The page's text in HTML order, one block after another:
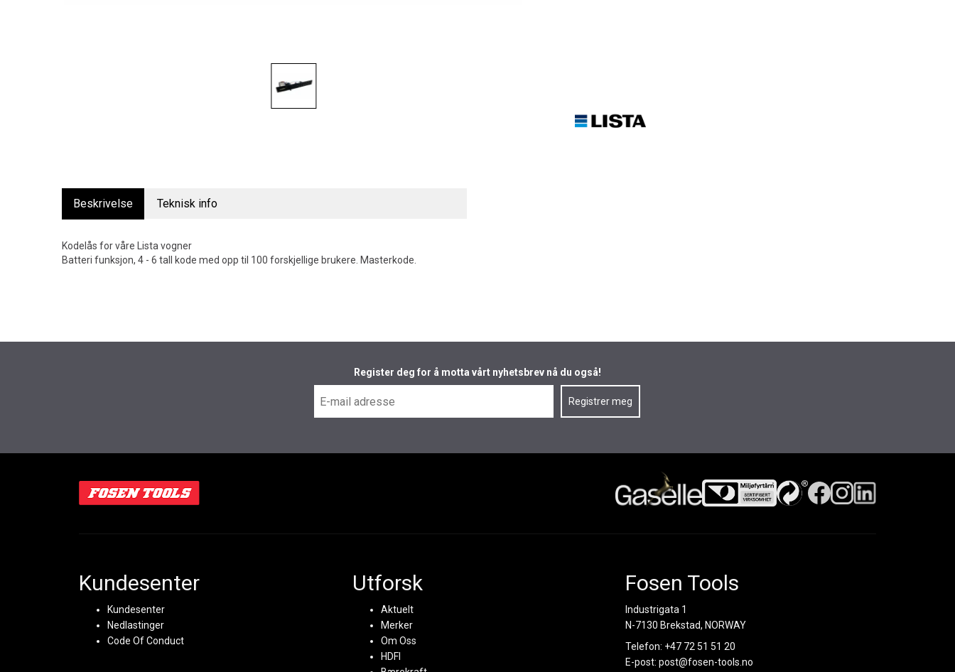
Beskrivelse Teknisk info
Kodelås for våre Lista vogner
Batteri funksjon, 4 - 6 tall kode med opp til 100 forskjellige brukere. Masterkode.
Register deg for å motta vårt nyhetsbrev nå du også!
Kundesenter
Kundesenter
Nedlastinger
Code Of Conduct
Utforsk
Aktuelt
Merker
Om Oss
HDFI
Fosen Tools
Industrigata 1
N-7130 Brekstad, NORWAY
Telefon: +47 72 51 51 20
E-post:post@fosen-tools.no